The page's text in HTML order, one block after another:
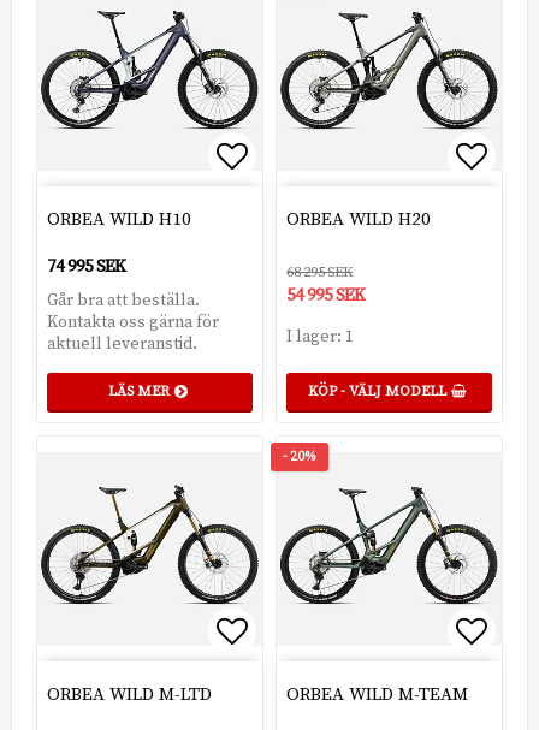
Lägg till i favoritlistan
ORBEA WILD H10
74 995 SEK
Går bra att beställa.
Kontakta oss gärna för
aktuell leveranstid.
LÄS MER
ORBEA WILD H20
68 295 SEK
54 995 SEK
I lager: 1
KÖP - VÄLJ MODELL
Lägg till i favoritlistan
ORBEA WILD M-LTD
- 20%
ORBEA WILD M-TEAM